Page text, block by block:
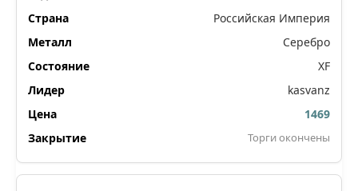
Российская Империя
Серебро
XF
kasvanz
1469
Торги окончены